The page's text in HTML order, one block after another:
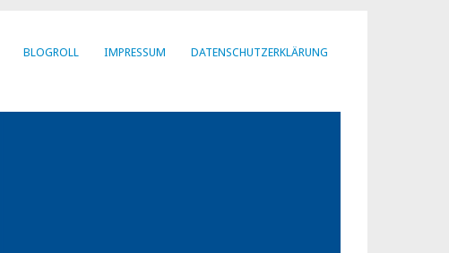
BLOGROLL IMPRESSUM DATENSCHUTZERKLÄRUNG